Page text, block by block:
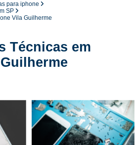
para iphone
SP
Vila Guilherme
Técnicas em